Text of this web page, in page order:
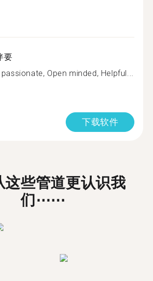
要
Open minded, Helpful...
下载软件
这些管道更认识我
们⋯⋯